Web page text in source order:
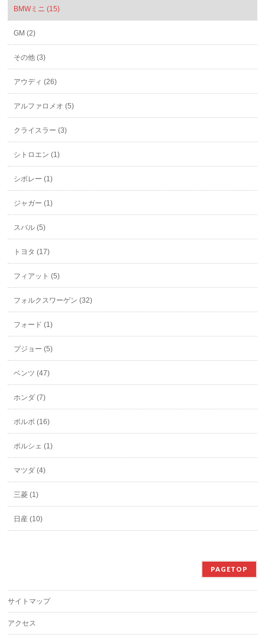
BMWミニ (15)
GM (2)
その他 (3)
アウディ (26)
アルファロメオ (5)
クライスラー (3)
シトロエン (1)
シボレー (1)
ジャガー (1)
スバル (5)
トヨタ (17)
フィアット (5)
フォルクスワーゲン (32)
フォード (1)
プジョー (5)
ベンツ (47)
ホンダ (7)
ボルボ (16)
ポルシェ (1)
マツダ (4)
三菱 (1)
日産 (10)
PAGETOP
サイトマップ
アクセス